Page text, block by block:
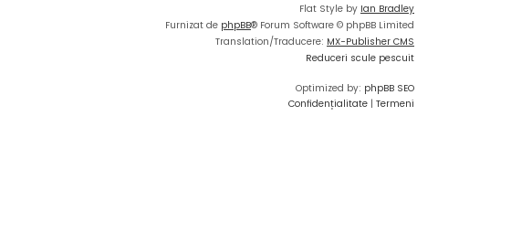
Flat Style by Ian Bradley
Furnizat de phpBB® Forum Software © phpBB Limited
Translation/Traducere: MX-Publisher CMS
Reduceri scule pescuit
Optimized by: phpBB SEO
Confidențialitate | Termeni